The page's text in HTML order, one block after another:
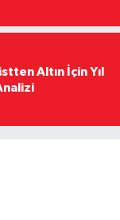
Altın İçin Yıl